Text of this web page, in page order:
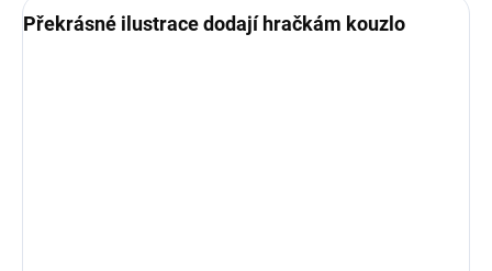
Překrásné ilustrace dodají hračkám kouzlo